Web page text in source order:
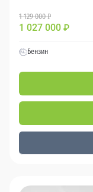
1 129 000 ₽
1 027 000 ₽
Бензин